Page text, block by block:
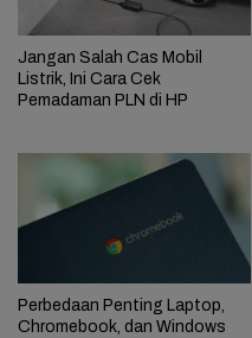
Jangan Salah Cas Mobil
Listrik, Ini Cara Cek
Pemadaman PLN di HP
Perbedaan Penting Laptop,
Chromebook, dan Windows